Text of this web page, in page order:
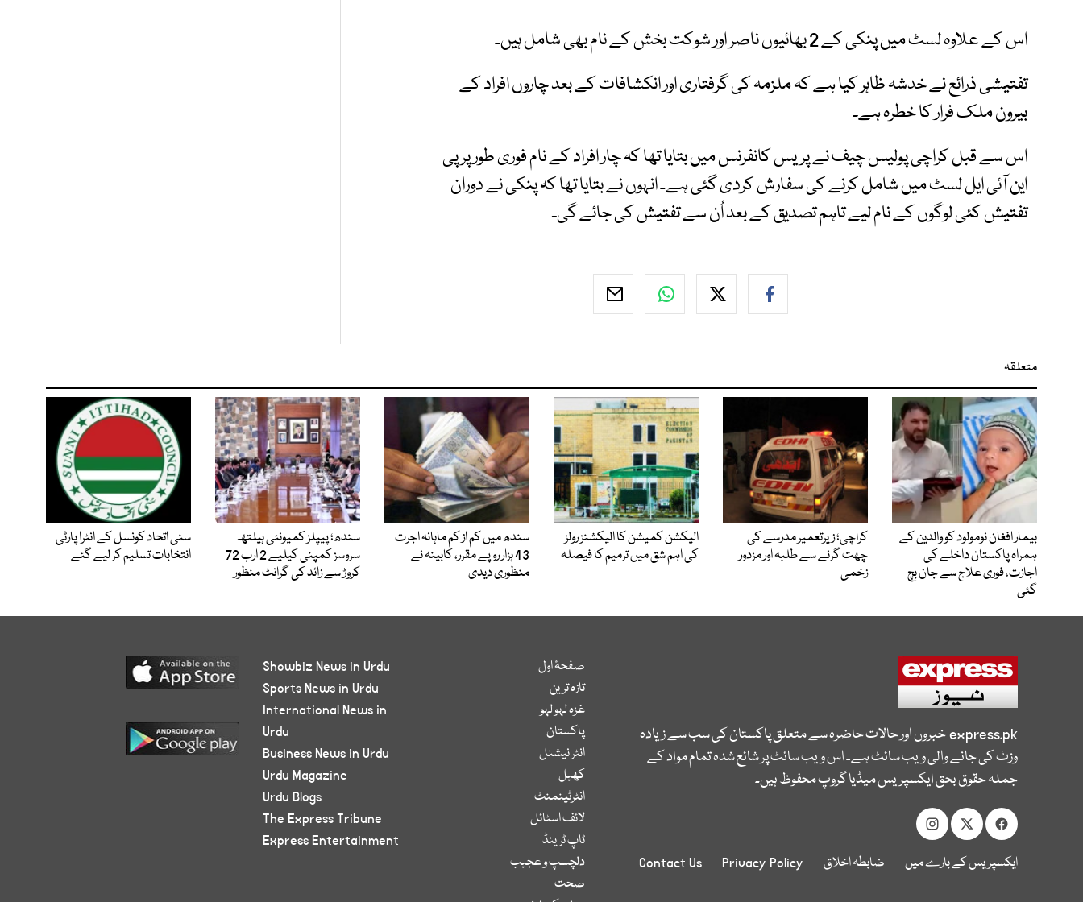
اس کے علاوہ لسٹ میں پنکی کے 2 بھائیوں ناصر اور شوکت بخش کے نام بھی شامل ہیں۔
تفتیشی ذرائع نے خدشہ ظاہر کیا ہے کہ ملزمہ کی گرفتاری اور انکشافات کے بعد چاروں افراد کے
بیرون ملک فرار کا خطرہ ہے۔
اس سے قبل کراچی پولیس چیف نے پریس کانفرنس میں بتایا تھا کہ چار افراد کے نام فوری طور پر پی
این آئی ایل لسٹ میں شامل کرنے کی سفارش کردی گئی ہے۔ انہوں نے بتایا تھا کہ پنکی نے دوران
تفتیش کئی لوگوں کے نام لیے تاہم تصدیق کے بعد اُن سے تفتیش کی جائے گی۔
متعلقہ
بیمار افغان نومولود کو والدین کے
ہمراہ پاکستان داخلے کی
اجازت، فوری علاج سے جان بچ
گئی
کراچی؛ زیرتعمیر مدرسے کی
چھت گرنے سے طلبہ اور مزدور
زخمی
الیکشن کمیشن کا الیکشنز رولز
کی اہم شق میں ترمیم کا فیصلہ
سندھ میں کم از کم ماہانہ اجرت
43 ہزار روپے مقرر، کابینہ نے
منظوری دیدی
سندھ؛ پیپلز کمیونٹی ہیلتھ
سروسز کمپنی کیلیے 2 ارب 72
کروڑ سے زائد کی گرانٹ منظور
سنی اتحاد کونسل کے انٹرا پارٹی
انتخابات تسلیم کر لیے گئے
express.pkخبروں اور حالات حاضرہ سے متعلق پاکستان کی سب سے زیادہ
وزٹ کی جانے والی ویب سائٹ ہے۔ اس ویب سائٹ پر شائع شدہ تمام مواد کے
جملہ حقوق بحق ایکسپریس میڈیا گروپ محفوظ ہیں۔
ایکسپریس کے بارے میں ضابطہ اخلاق Privacy Policy
Contact Us
صفحۂ اول
تازہ ترین
غزہ لہو لہو
پاکستان
انٹر نیشنل
کھیل
انٹرٹینمنٹ
لائف اسٹائل
ٹاپ ٹرینڈ
دلچسپ و عجیب
صحت
Showbiz News in Urdu
Sports News in Urdu
International News in
Urdu
Business News in Urdu
Urdu Magazine
Urdu Blogs
The Express Tribune
Express Entertainment